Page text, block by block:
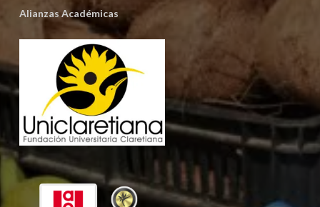
Alianzas Académicas